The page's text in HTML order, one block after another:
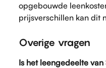
opgebouwde
prijsverschillen kan dit
Overige vragen
Is het leengedeelte